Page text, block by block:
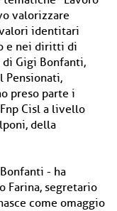
valorizzare
identitari
e nei diritti di
Gigi Bonfanti,
Pensionati,
preso parte i
Cisl a livello
della
- ha
Farina, segretario
come omaggio